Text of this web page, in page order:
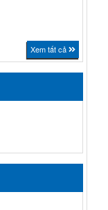
Xem tất cả